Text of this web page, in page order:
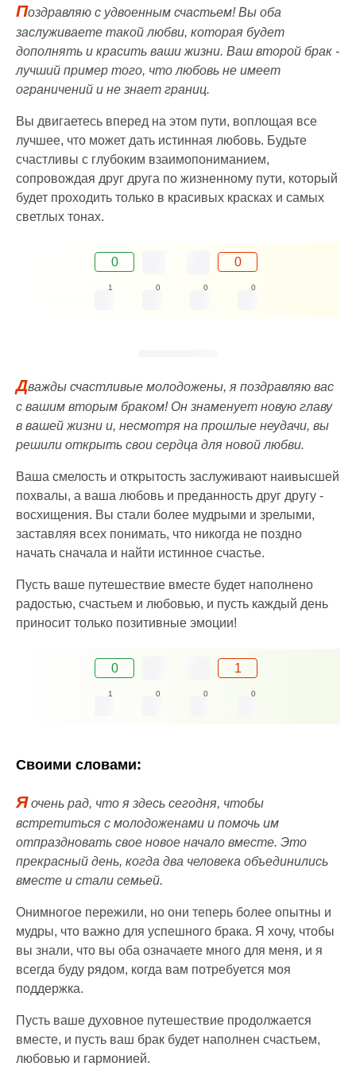
Поздравляю с удвоенным счастьем! Вы оба
заслуживаете такой любви, которая будет
дополнять и красить ваши жизни. Ваш второй брак -
лучший пример того, что любовь не имеет
ограничений и не знает границ.
Вы двигаетесь вперед на этом пути, воплощая все
лучшее, что может дать истинная любовь. Будьте
счастливы с глубоким взаимопониманием,
сопровождая друг друга по жизненному пути, который
будет проходить только в красивых красках и самых
светлых тонах.
0 0
1 0 0 0
Дважды счастливые молодожены, я поздравляю вас
с вашим вторым браком! Он знаменует новую главу
в вашей жизни и, несмотря на прошлые неудачи, вы
решили открыть свои сердца для новой любви.
Ваша смелость и открытость заслуживают наивысшей
похвалы, а ваша любовь и преданность друг другу -
восхищения. Вы стали более мудрыми и зрелыми,
заставляя всех понимать, что никогда не поздно
начать сначала и найти истинное счастье.
Пусть ваше путешествие вместе будет наполнено
радостью, счастьем и любовью, и пусть каждый день
приносит только позитивные эмоции!
0 1
1 0 0 0
Своими словами:
Яочень рад, что я здесь сегодня, чтобы
встретиться с молодоженами и помочь им
отпраздновать свое новое начало вместе. Это
прекрасный день, когда два человека объединились
вместе и стали семьей.
Онимногое пережили, но они теперь более опытны и
мудры, что важно для успешного брака. Я хочу, чтобы
вы знали, что вы оба означаете много для меня, и я
всегда буду рядом, когда вам потребуется моя
поддержка.
Пусть ваше духовное путешествие продолжается
вместе, и пусть ваш брак будет наполнен счастьем,
любовью и гармонией.